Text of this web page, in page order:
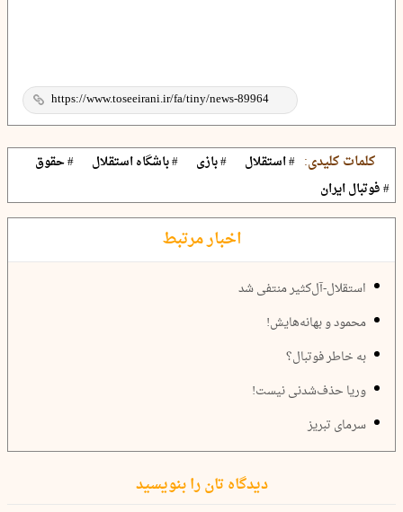
کلمات کلیدی: # استقلال # بازی # باشگاه استقلال
# حقوق
# فوتبال ایران
اخبار مرتبط
استقلال-آل‌کثیر منتفی شد
محمود و بهانه‌هایش!
به خاطر فوتبال؟
وریا حذف‌شدنی نیست!
سرمای تبریز
دیدگاه تان را بنویسید